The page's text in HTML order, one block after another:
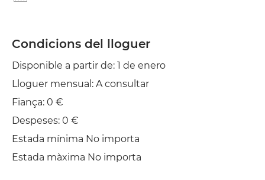
Condicions del lloguer
Disponible a partir de: 1 de enero
Lloguer mensual: A consultar
Fiança: 0 €
Despeses: 0 €
Estada mínima No importa
Estada màxima No importa